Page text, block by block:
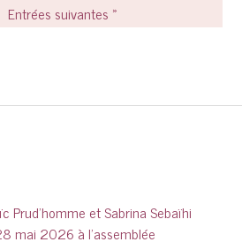
Entrées suivantes »